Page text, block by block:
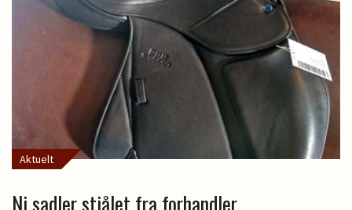
Aktuelt
Ni sadler stjålet fra forhandler